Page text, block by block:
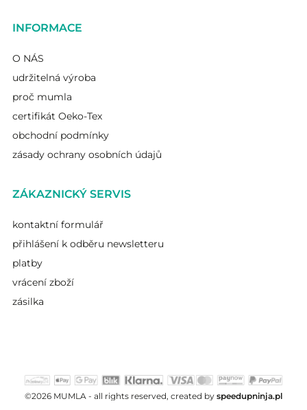
INFORMACE
O NÁS
udržitelná výroba
proč mumla
certifikát Oeko-Tex
obchodní podmínky
zásady ochrany osobních údajů
ZÁKAZNICKÝ SERVIS
kontaktní formulář
přihlášení k odběru newsletteru
platby
vrácení zboží
zásilka
©2026 MUMLA - all rights reserved, created by speedupninja.pl